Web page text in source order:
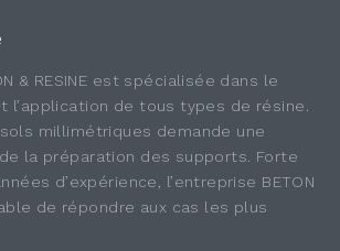
& RESINE est spécialisée dans le
l’application de tous types de résine.
millimétriques demande une
la préparation des supports. Forte
d’expérience, l’entreprise BETON
de répondre aux cas les plus